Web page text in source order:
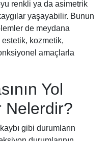
renkli ya da asimetrik
yaşayabilir. Bunun
de meydana
kozmetik,
amaçlarla
Yol
Nelerdir?
gibi durumların